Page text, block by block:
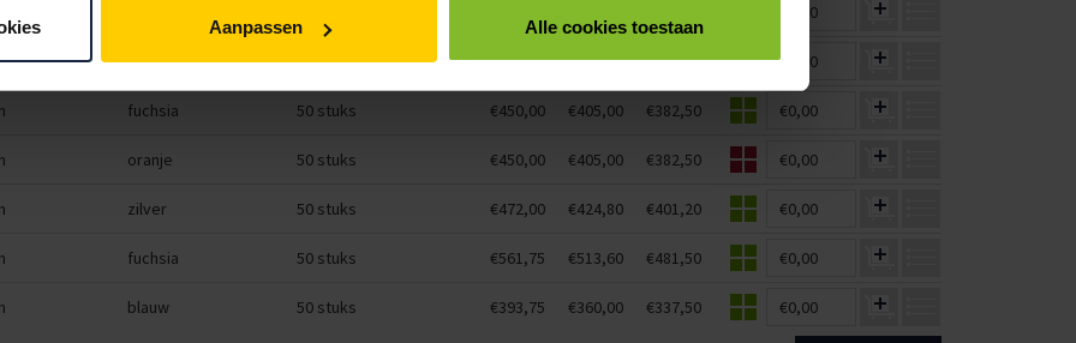
Aanpassen Alle cookies toestaan
€0,00
wit 50 stuks €374,00 €336,60 €317,90 €0,00
fuchsia 50 stuks €450,00 €405,00 €382,50 €0,00
oranje 50 stuks €450,00 €405,00 €382,50 €0,00
zilver 50 stuks €472,00 €424,80 €401,20 €0,00
fuchsia 50 stuks €561,75 €513,60 €481,50 €0,00
blauw 50 stuks €393,75 €360,00 €337,50 €0,00